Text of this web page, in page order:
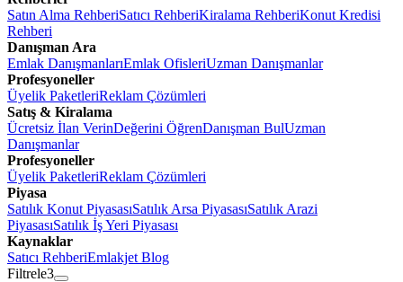
Satın Alma RehberiSatıcı RehberiKiralama RehberiKonut Kredisi
Rehberi
Danışman Ara
Emlak DanışmanlarıEmlak OfisleriUzman Danışmanlar
Profesyoneller
Üyelik PaketleriReklam Çözümleri
Satış & Kiralama
Ücretsiz İlan VerinDeğerini ÖğrenDanışman BulUzman
Danışmanlar
Profesyoneller
Üyelik PaketleriReklam Çözümleri
Piyasa
Satılık Konut PiyasasıSatılık Arsa PiyasasıSatılık Arazi
PiyasasıSatılık İş Yeri Piyasası
Kaynaklar
Satıcı RehberiEmlakjet Blog
Filtrele3